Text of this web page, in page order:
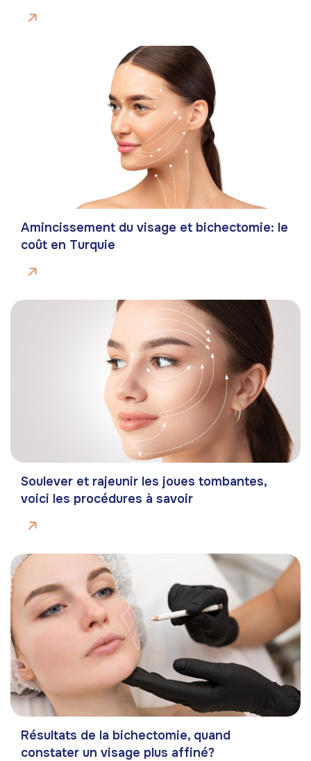
Amincissement du visage et bichectomie: le
coût en Turquie
Soulever et rajeunir les joues tombantes,
voici les procédures à savoir
Résultats de la bichectomie, quand
constater un visage plus affiné?